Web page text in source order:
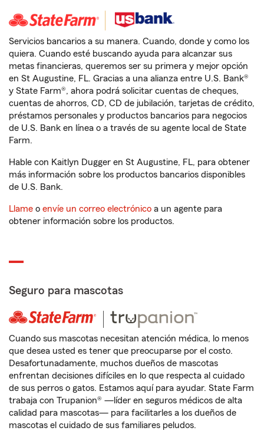
Servicios bancarios a su manera. Cuando, donde y como los
quiera. Cuando esté buscando ayuda para alcanzar sus
metas financieras, queremos ser su primera y mejor opción
en St Augustine, FL. Gracias a una alianza entre U.S. Bank®
y State Farm®, ahora podrá solicitar cuentas de cheques,
cuentas de ahorros, CD, CD de jubilación, tarjetas de crédito,
préstamos personales y productos bancarios para negocios
de U.S. Bank en línea o a través de su agente local de State
Farm.
Hable con Kaitlyn Dugger en St Augustine, FL, para obtener
más información sobre los productos bancarios disponibles
de U.S. Bank.
Llame o envíe un correo electrónico a un agente para
obtener información sobre los productos.
Seguro para mascotas
Cuando sus mascotas necesitan atención médica, lo menos
que desea usted es tener que preocuparse por el costo.
Desafortunadamente, muchos dueños de mascotas
enfrentan decisiones difíciles en lo que respecta al cuidado
de sus perros o gatos. Estamos aquí para ayudar. State Farm
trabaja con Trupanion® —líder en seguros médicos de alta
calidad para mascotas— para facilitarles a los dueños de
mascotas el cuidado de sus familiares peludos.